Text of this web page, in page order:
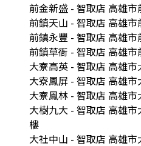
前金新盛 - 智取店 高雄
前鎮天山 - 智取店 高雄
前鎮永豐 - 智取店 高雄
前鎮草衙 - 智取店 高雄
大寮高英 - 智取店 高雄
大寮鳳屏 - 智取店 高雄
大寮鳳林 - 智取店 高雄
大樹九大 - 智取店 高雄
樓
大社中山 - 智取店 高雄